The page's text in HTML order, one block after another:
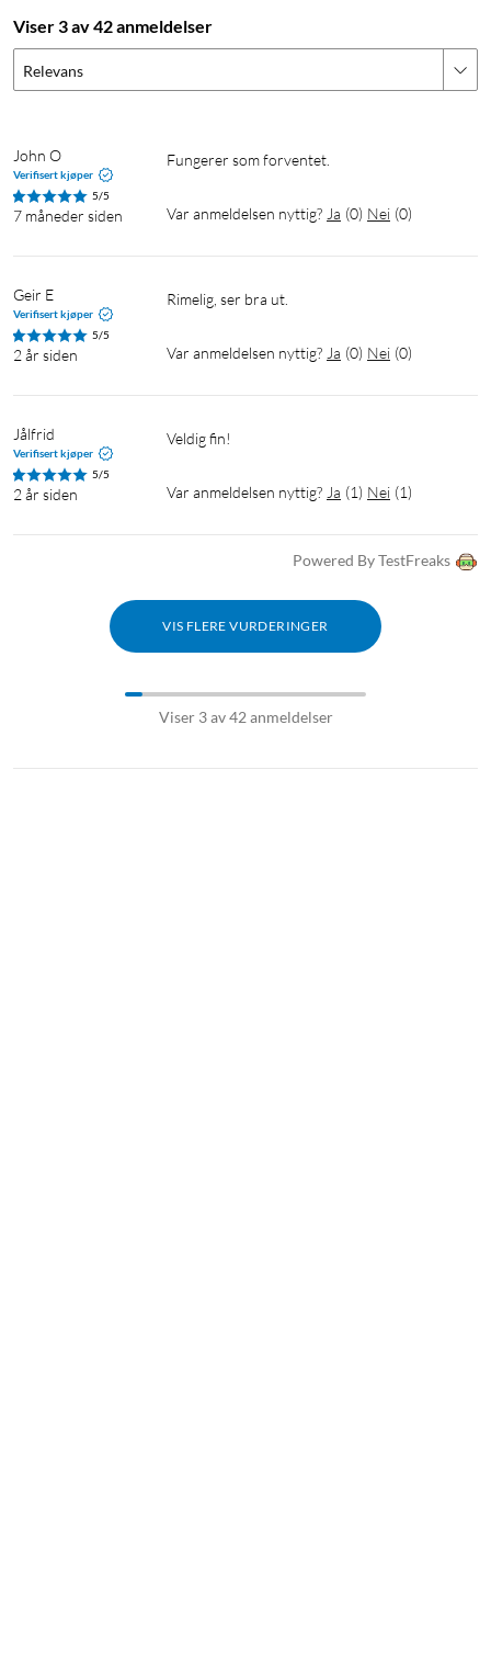
Viser 3 av 42 anmeldelser
Relevans
John O
Verifisert kjøper
5/5
7 måneder siden
Fungerer som forventet.
Var anmeldelsen nyttig? Ja (0) Nei (0)
Geir E
Verifisert kjøper
5/5
2 år siden
Rimelig, ser bra ut.
Var anmeldelsen nyttig? Ja (0) Nei (0)
Jålfrid
Verifisert kjøper
5/5
2 år siden
Veldig fin!
Var anmeldelsen nyttig? Ja (1) Nei (1)
Powered By TestFreaks
VIS FLERE VURDERINGER
Viser 3 av 42 anmeldelser